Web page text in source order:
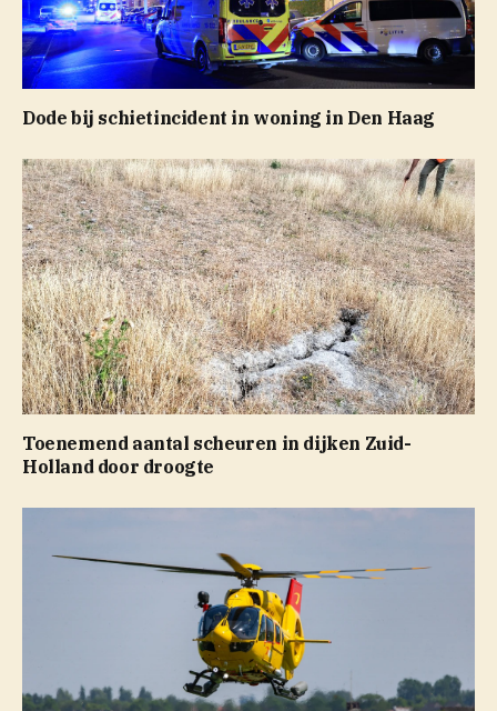
Dode bij schietincident in woning in Den Haag
Toenemend aantal scheuren in dijken Zuid-
Holland door droogte